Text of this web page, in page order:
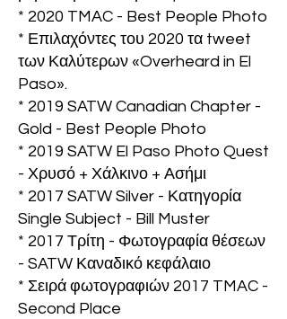
* 2020 TMAC - Best People Photo
* Επιλαχόντες του 2020 τα tweet
των Καλύτερων «Overheard in El
Paso».
* 2019 SATW Canadian Chapter -
Gold - Best People Photo
* 2019 SATW El Paso Photo Quest
- Χρυσό + Χάλκινο + Ασήμι
* 2017 SATW Silver - Κατηγορία
Single Subject - Bill Muster
* 2017 Τρίτη - Φωτογραφία θέσεων
- SATW Καναδικό κεφάλαιο
* Σειρά φωτογραφιών 2017 TMAC -
Second Place